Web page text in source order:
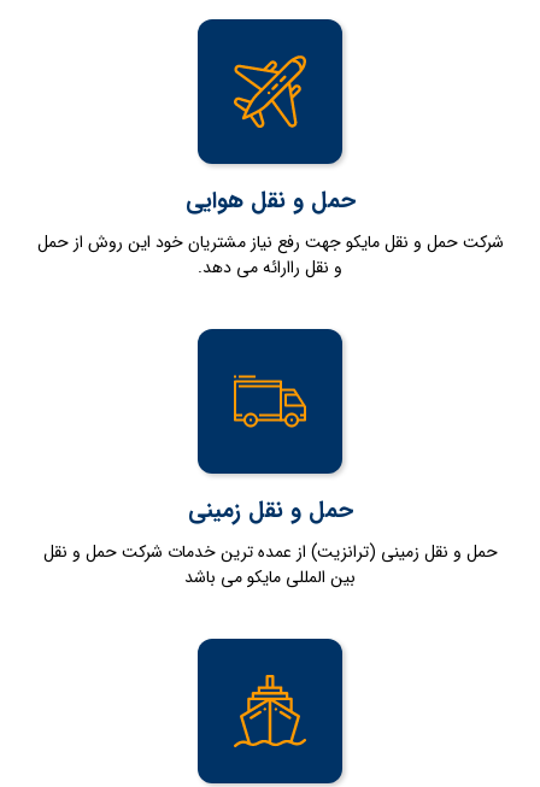
حمل و نقل هوایی
شرکت حمل و نقل مایکو جهت رفع نیاز مشتریان خود این روش از حمل
و نقل راارائه می دهد.
حمل و نقل زمینی
حمل و نقل زمینی (ترانزیت) از عمده ترین خدمات شرکت حمل و نقل
بین المللی مایکو می باشد